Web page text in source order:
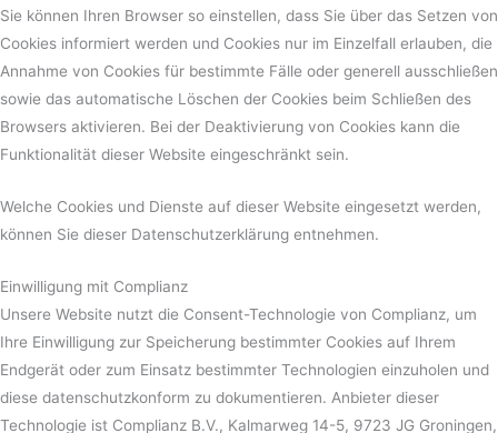
Sie können Ihren Browser so einstellen, dass Sie über das Setzen von
Cookies informiert werden und Cookies nur im Einzelfall erlauben, die
Annahme von Cookies für bestimmte Fälle oder generell ausschließen
sowie das automatische Löschen der Cookies beim Schließen des
Browsers aktivieren. Bei der Deaktivierung von Cookies kann die
Funktionalität dieser Website eingeschränkt sein.
Welche Cookies und Dienste auf dieser Website eingesetzt werden,
können Sie dieser Datenschutzerklärung entnehmen.
Einwilligung mit Complianz
Unsere Website nutzt die Consent-Technologie von Complianz, um
Ihre Einwilligung zur Speicherung bestimmter Cookies auf Ihrem
Endgerät oder zum Einsatz bestimmter Technologien einzuholen und
diese datenschutzkonform zu dokumentieren. Anbieter dieser
Technologie ist Complianz B.V., Kalmarweg 14-5, 9723 JG Groningen,